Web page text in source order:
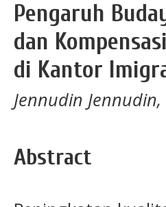
Pengaruh
dan
di Kantor
Jennudin
Abstract